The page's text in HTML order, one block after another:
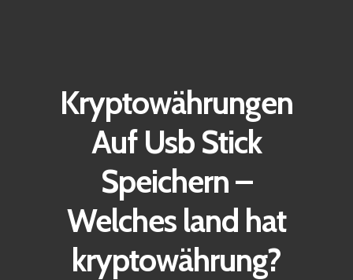
Kryptowährungen
Auf Usb Stick
Speichern –
Welches land hat
kryptowährung?